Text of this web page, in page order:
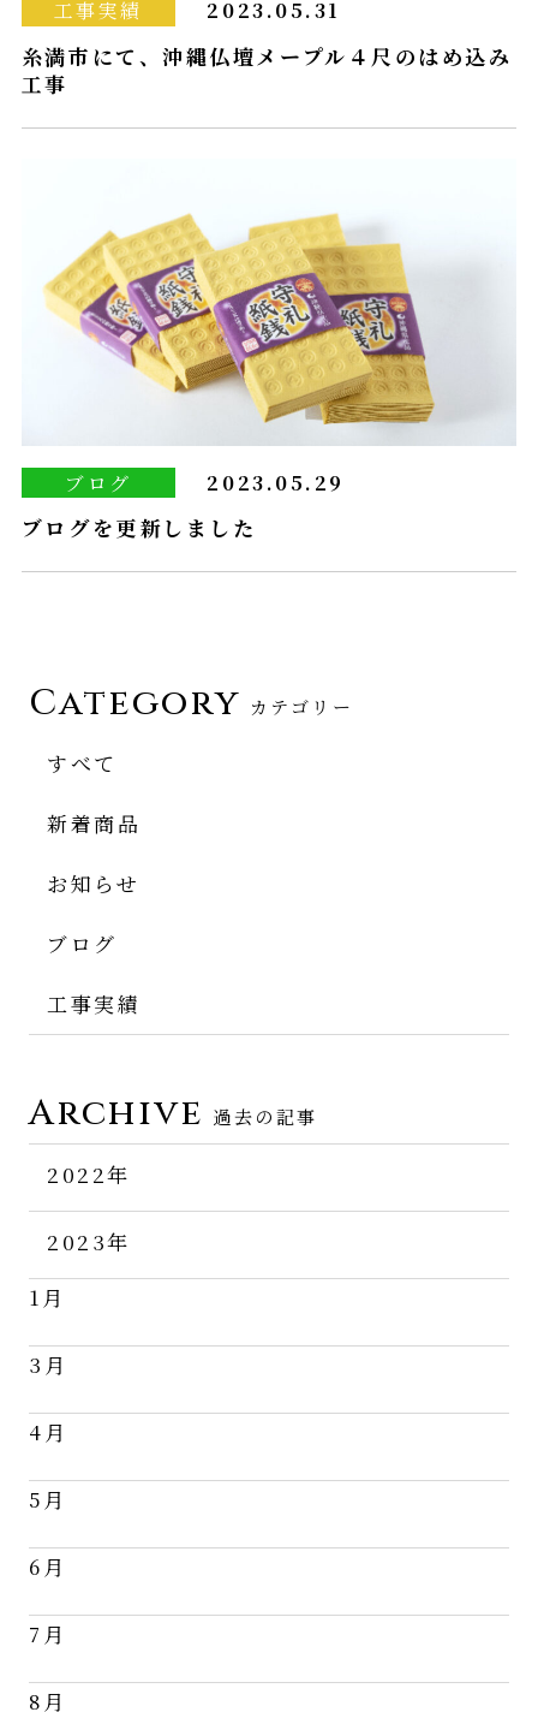
工事実績 2023.05.31
糸満市にて、沖縄仏壇メープル４尺のはめ込み
工事
ブログ 2023.05.29
ブログを更新しました
Category カテゴリー
すべて
新着商品
お知らせ
ブログ
工事実績
Archive 過去の記事
2022年
11月
12月
2023年
1月
3月
4月
5月
6月
7月
8月